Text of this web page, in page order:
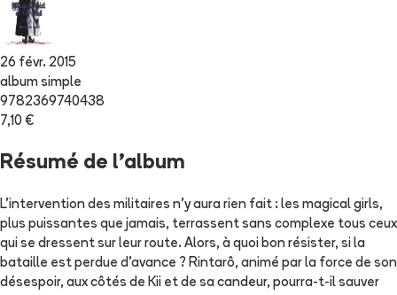
26 févr. 2015
album simple
9782369740438
7,10 €
Résumé de l'album
L'intervention des militaires n'y aura rien fait : les magical girls,
plus puissantes que jamais, terrassent sans complexe tous ceux
qui se dressent sur leur route. Alors, à quoi bon résister, si la
bataille est perdue d'avance ? Rintarô, animé par la force de son
désespoir, aux côtés de Kii et de sa candeur, pourra-t-il sauver